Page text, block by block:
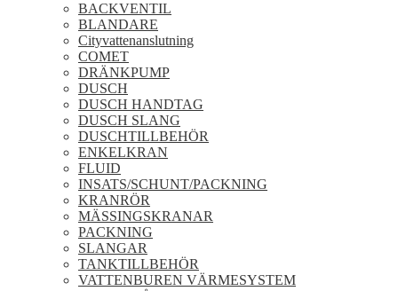
BACKVENTIL
BLANDARE
Cityvattenanslutning
COMET
DRÄNKPUMP
DUSCH
DUSCH HANDTAG
DUSCH SLANG
DUSCHTILLBEHÖR
ENKELKRAN
FLUID
INSATS/SCHUNT/PACKNING
KRANRÖR
MÄSSINGSKRANAR
PACKNING
SLANGAR
TANKTILLBEHÖR
VATTENBUREN VÄRMESYSTEM